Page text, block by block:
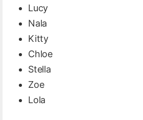
Lucy
Nala
Kitty
Chloe
Stella
Zoe
Lola